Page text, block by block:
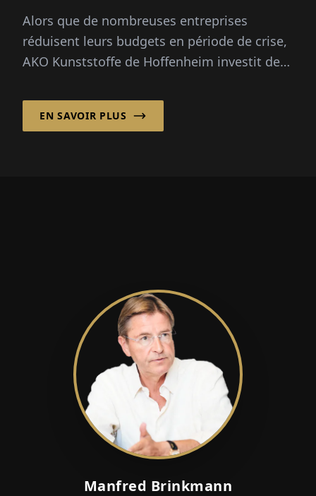
crise
Alors que de nombreuses entreprises
réduisent leurs budgets en période de crise,
AKO Kunststoffe de Hoffenheim investit de
installations valant des millions. Cela...
EN SAVOIR PLUS
Manfred Brinkmann